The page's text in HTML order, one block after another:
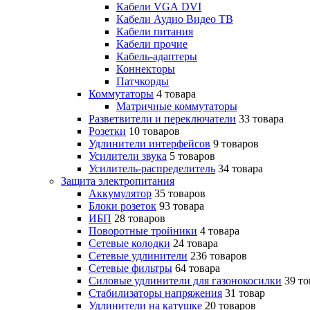
Кабели VGA DVI
Кабели Аудио Видео ТВ
Кабели питания
Кабели прочие
Кабель-адаптеры
Коннекторы
Патчкорды
Коммутаторы 4 товара
Матричные коммутаторы
Разветвители и переключатели 33 товара
Розетки 10 товаров
Удлинители интерфейсов 9 товаров
Усилители звука 5 товаров
Усилитель-распределитель 34 товара
Защита электропитания
Аккумулятор 35 товаров
Блоки розеток 93 товара
ИБП 28 товаров
Поворотные тройники 4 товара
Сетевые колодки 24 товара
Сетевые удлинители 236 товаров
Сетевые фильтры 64 товара
Силовые удлинители для газонокосилки 39
Стабилизаторы напряжения 31 товар
Удлинители на катушке 20 товаров